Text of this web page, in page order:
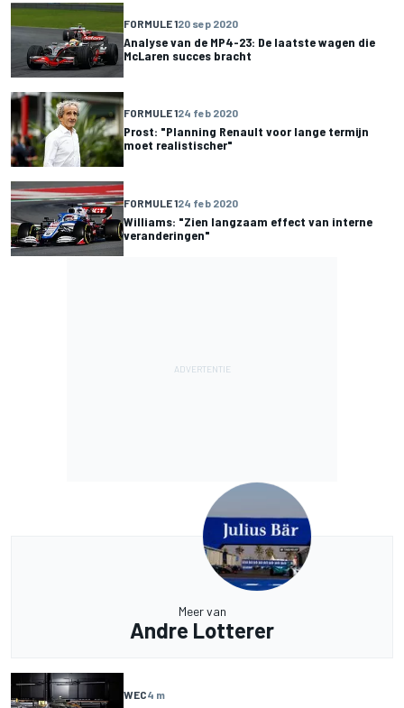
FORMULE 120 sep 2020
Analyse van de MP4-23: De laatste wagen die
McLaren succes bracht
FORMULE 124 feb 2020
Prost: "Planning Renault voor lange termijn
moet realistischer"
FORMULE 124 feb 2020
Williams: "Zien langzaam effect van interne
veranderingen"
Meer van
Andre Lotterer
WEC4 m